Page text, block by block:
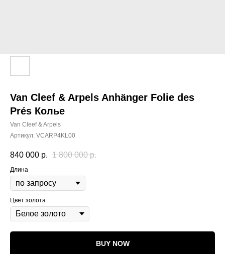
Van Cleef & Arpels Anhänger Folie des
Prés Колье
Van Cleef & Arpels
Артикул: VCARP4KL00
840 000 р. 1 800 000 р.
Длина
Цвет золота
BUY NOW